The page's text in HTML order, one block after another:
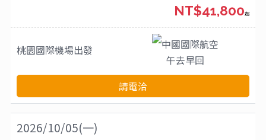
桃園國際機場出發
中國國際航空
午去早回
NT$41,800起
請電洽
2026/10/05(一)